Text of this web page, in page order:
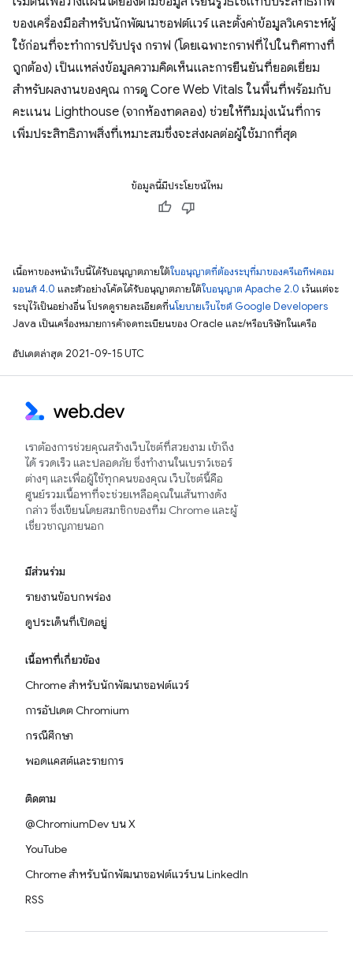
ของเครื่องมือสำหรับนักพัฒนาซอฟต์แวร์ และตั้งค่าข้อมูลวิเคราะห์ผู้
ใช้ก่อนที่จะทำการปรับปรุง กราฟ (โดยเฉพาะกราฟที่ไปในทิศทางที่
ถูกต้อง) เป็นแหล่งข้อมูลความคิดเห็นและการยืนยันที่ยอดเยี่ยม
สำหรับผลงานของคุณ การดู Core Web Vitals ในพื้นที่พร้อมกับ
คะแนน Lighthouse (จากห้องทดลอง) ช่วยให้ทีมมุ่งเน้นที่การ
เพิ่มประสิทธิภาพสิ่งที่เหมาะสมซึ่งจะส่งผลต่อผู้ใช้มากที่สุด
ข้อมูลนี้มีประโยชน์ไหม
เนื้อหาของหน้าเว็บนี้ได้รับอนุญาตภายใต้ใบอนุญาตที่ต้องระบุที่มาของครีเอทีฟคอม
มอนส์ 4.0 และตัวอย่างโค้ดได้รับอนุญาตภายใต้ใบอนุญาต Apache 2.0 เว้นแต่จะ
ระบุไว้เป็นอย่างอื่น โปรดดูรายละเอียดที่นโยบายเว็บไซต์ Google Developers
Java เป็นเครื่องหมายการค้าจดทะเบียนของ Oracle และ/หรือบริษัทในเครือ
อัปเดตล่าสุด 2021-09-15 UTC
เราต้องการช่วยคุณสร้างเว็บไซต์ที่สวยงาม เข้าถึง
ได้ รวดเร็ว และปลอดภัย ซึ่งทำงานในเบราว์เซอร์
ต่างๆ และเพื่อผู้ใช้ทุกคนของคุณ เว็บไซต์นี้คือ
ศูนย์รวมเนื้อหาที่จะช่วยเหลือคุณในเส้นทางดัง
กล่าว ซึ่งเขียนโดยสมาชิกของทีม Chrome และผู้
เชี่ยวชาญภายนอก
มีส่วนร่วม
รายงานข้อบกพร่อง
ดูประเด็นที่เปิดอยู่
เนื้อหาที่เกี่ยวข้อง
Chrome สำหรับนักพัฒนาซอฟต์แวร์
การอัปเดต Chromium
กรณีศึกษา
พอดแคสต์และรายการ
ติดตาม
@ChromiumDev บน X
YouTube
Chrome สำหรับนักพัฒนาซอฟต์แวร์บน LinkedIn
RSS